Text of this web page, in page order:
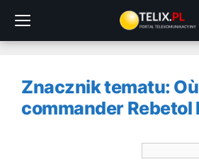
treści
Znacznik tematu: Où
commander Rebetol